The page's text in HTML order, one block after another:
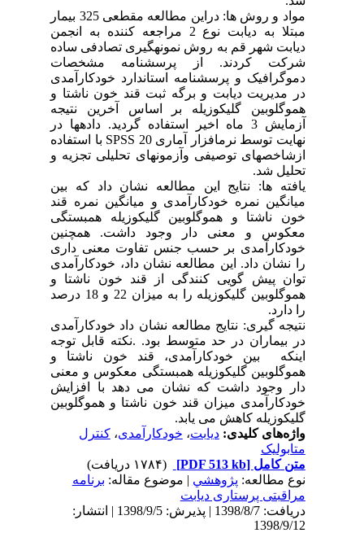
مواد و روش ها: دراین مطالعه مقطعی 325 بیمار
مبتلا به دیابت نوع 2 مراجعه کننده به انجمن
دیابت شهر قم به روش نمونه­گیری تصادفی ساده
شرکت کردند. از پرسشنامه مشخصات
دموگرافیک و پرسشنامه استاندارد خودکارآمدی
در مدیریت دیابت و برگه ثبت قند خون ناشتا و
هموگلوبین گلیکوزیله بر اساس آخرین نتیجه
آزمایش 3 ماه اخیر استفاده گردید. داده­ها در
نهایت توسط نرم­افزار آماری SPSS 20 با استفاده
ازشاخصهای توصیفی وآزمونهای تحلیلی تجزیه و
تحلیل شد.
یافته ها: نتایج این مطالعه نشان داد که بین
میانگین نمره خودکارآمدی و میانگین نمره قند
خون ناشتا و هموگلوبین گلیکوزیله همبستگی
معکوس و معنی دار وجود داشت. همچنین
خودکارآمدی بر حسب جنس تفاوت معنی داری
را نشان داد. این مطالعه نشان داد، خودکارآمدی
توان پیش گویی کنندگی از قند خون ناشتا و
هموگلوبین گلیکوزیله را به میزان 22 و 18 درصد
را دارد.
نتیجه گیری: نتایج مطالعه نشان داد خودکارآمدی
در بیماران در حد متوسط بود. .نکته قابل توجه
اینکه بین خودکارآمدی، قند خون ناشتا و
هموگلوبین گلیکوزیله همبستگی معکوس و معنی
دار وجود داشت که نشان می دهد با افزایش
خودکارآمدی میزان قند خون ناشتا و هموگلوبین
گلیکوزیله کاهش می یابد.
واژه‌های کلیدی:دیابت،خودکارآمدی،کنترل
متابولیک
متن کامل[PDF 513 kb]
نوع مطالعه:پژوهشي| موضوع مقاله:برنامه
مراقبتی پرستاری دیابت
دریافت: 1398/8/7 | پذیرش: 1398/9/5 | انتشار:
1398/9/12